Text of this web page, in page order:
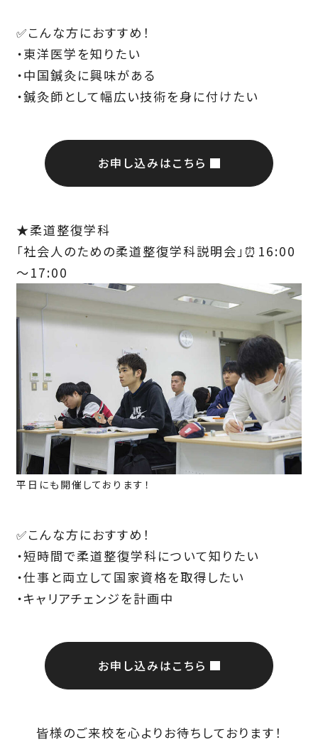
✅こんな方におすすめ！
・東洋医学を知りたい
・中国鍼灸に興味がある
・鍼灸師として幅広い技術を身に付けたい
お申し込みはこちら
★柔道整復学科
「社会人のための柔道整復学科説明会」⏰16:00
～17:00
平日にも開催しております！
✅こんな方におすすめ！
・短時間で柔道整復学科について知りたい
・仕事と両立して国家資格を取得したい
・キャリアチェンジを計画中
お申し込みはこちら
皆様のご来校を心よりお待ちしております！